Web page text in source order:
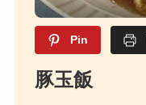
Pin
豚玉飯